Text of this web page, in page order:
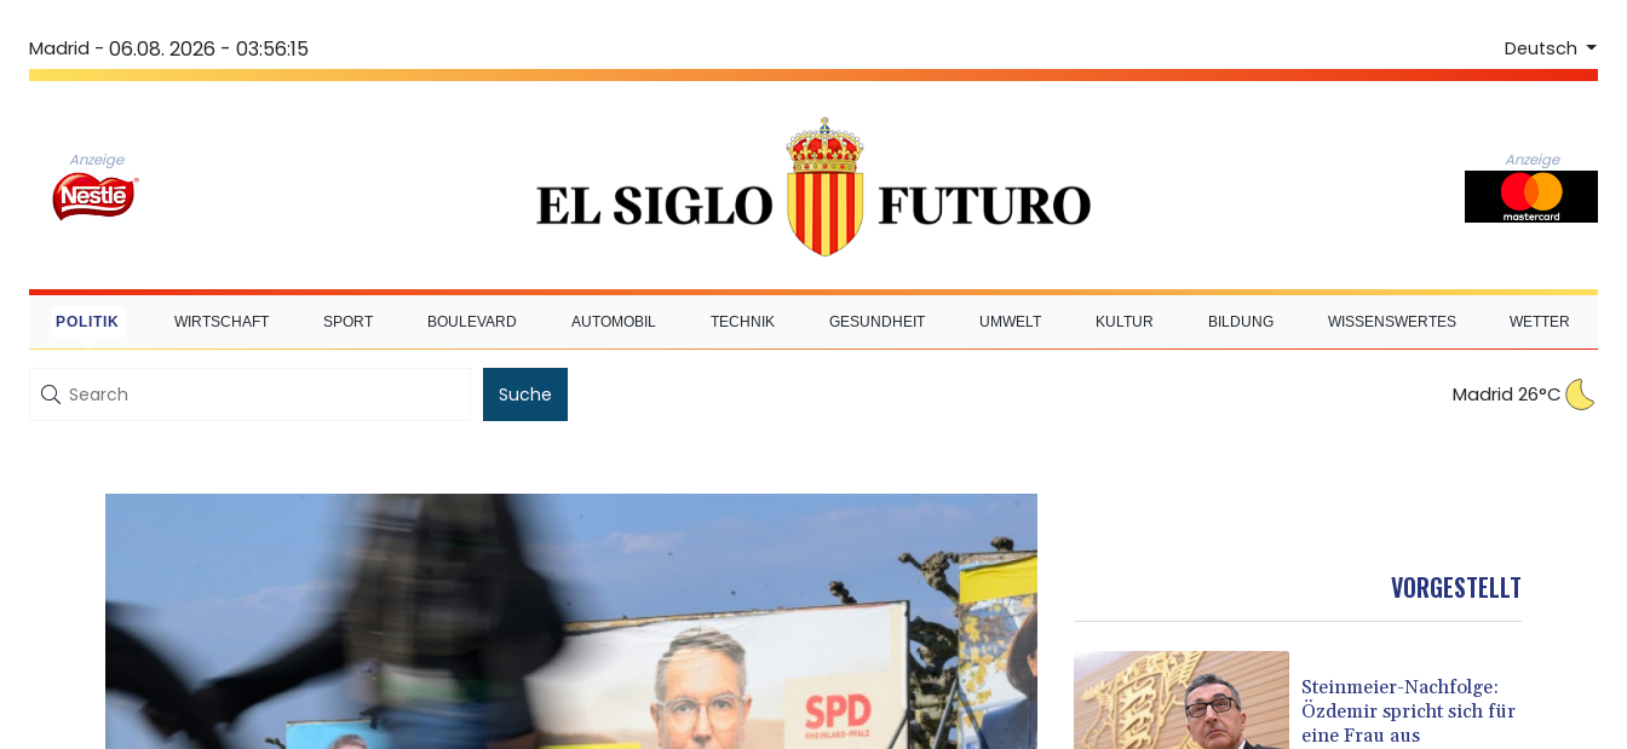
Madrid - 06.08. 2026 - 03:56:16 Deutsch
Anzeige Anzeige
POLITIK WIRTSCHAFT SPORT BOULEVARD AUTOMOBIL TECHNIK GESUNDHEIT UMWELT KULTUR BILDUNG WISSENSWERTES WETTER
Suche Madrid 26°C
VORGESTELLT
Steinmeier-Nachfolge:
Özdemir spricht sich für
eine Frau aus